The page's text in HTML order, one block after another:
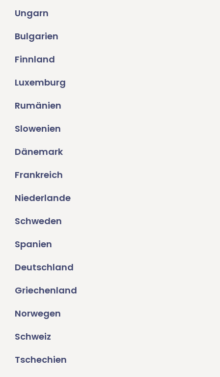
Ungarn
Bulgarien
Finnland
Luxemburg
Rumänien
Slowenien
Dänemark
Frankreich
Niederlande
Schweden
Spanien
Deutschland
Griechenland
Norwegen
Schweiz
Tschechien